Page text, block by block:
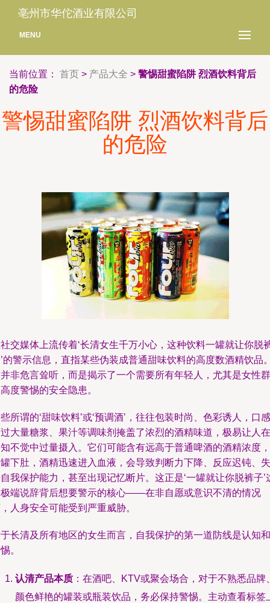
亳州市华佗酒业有限公司
MENU
当前位置： 首页 > 产品大全 > 警惕甜蜜陷阱 烈酒饮料背后
的危险
警惕甜蜜陷阱 烈酒饮料背后
的危险
交媒体上流传着‘长清女生千万小心，这种饮料一罐就让你脱
的警示信息，直指某些伪装成普通甜味饮料的高度数酒精饮品
非危言耸听，而是揭示了一个需要所有年轻人，尤其是女性群
度警惕的安全隐患。
所谓的‘甜味饮料’或‘预调酒’，往往包装时尚、色彩诱人，口感
大量糖浆、果汁等调味剂掩盖了浓烈的酒精味道，极易让人在
不觉中过量摄入。它们可能含有远高于普通啤酒的酒精浓度，
下肚，酒精迅速进入血液，会导致判断力下降、反应迟钝、失
我保护能力，甚至出现记忆断片。这正是‘一罐就让你脱裤子’
端说辞背后想要警示的核心——在非自愿或意识不清的情况
人身安全可能受到严重威胁。
长清及所有地区的女生而言，自我保护的第一道防线是认知和
。
认清产品本质 ：在酒吧、KTV或聚会场合，对于不熟悉品牌
颜色鲜艳的罐装或瓶装饮品，务必保持警惕。主动查看标签